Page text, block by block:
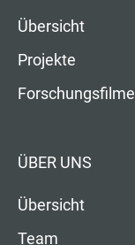
Übersicht
Projekte
Forschungsfilme
ÜBER UNS
Übersicht
Team